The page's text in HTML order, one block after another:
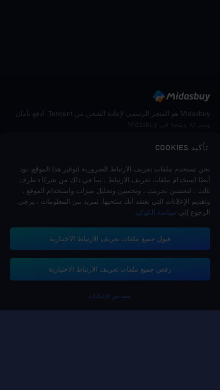
تأكيد COOKIES
نحن نستخدم ملفات تعريف الارتباط الضرورية لتوفير هذا الموقع. نود
أيضًا استخدام ملفات تعريف الارتباط ، بما في ذلك من شركاء طرف
ثالث ، لتحسين تجربتك ، وتحسين وتحليل ميزات واستخدام الموقع ،
وتقديم الإعلانات التي نعتقد أنك ستحبها. لمزيد من المعلومات ، يرجى
الرجوع إلى سياسة الكوكيز
قبول جميع ملفات تعريف الارتباط الاختيارية
رفض جميع ملفات تعريف الارتباط الاختيارية
تخصيص الإعدادات
Midasbuy هو المتجر الرسمي لإعادة الشحن من Tencent. ادفع بأمان
تدعم منصة ميداس باي طرق الدفع
Contact us.